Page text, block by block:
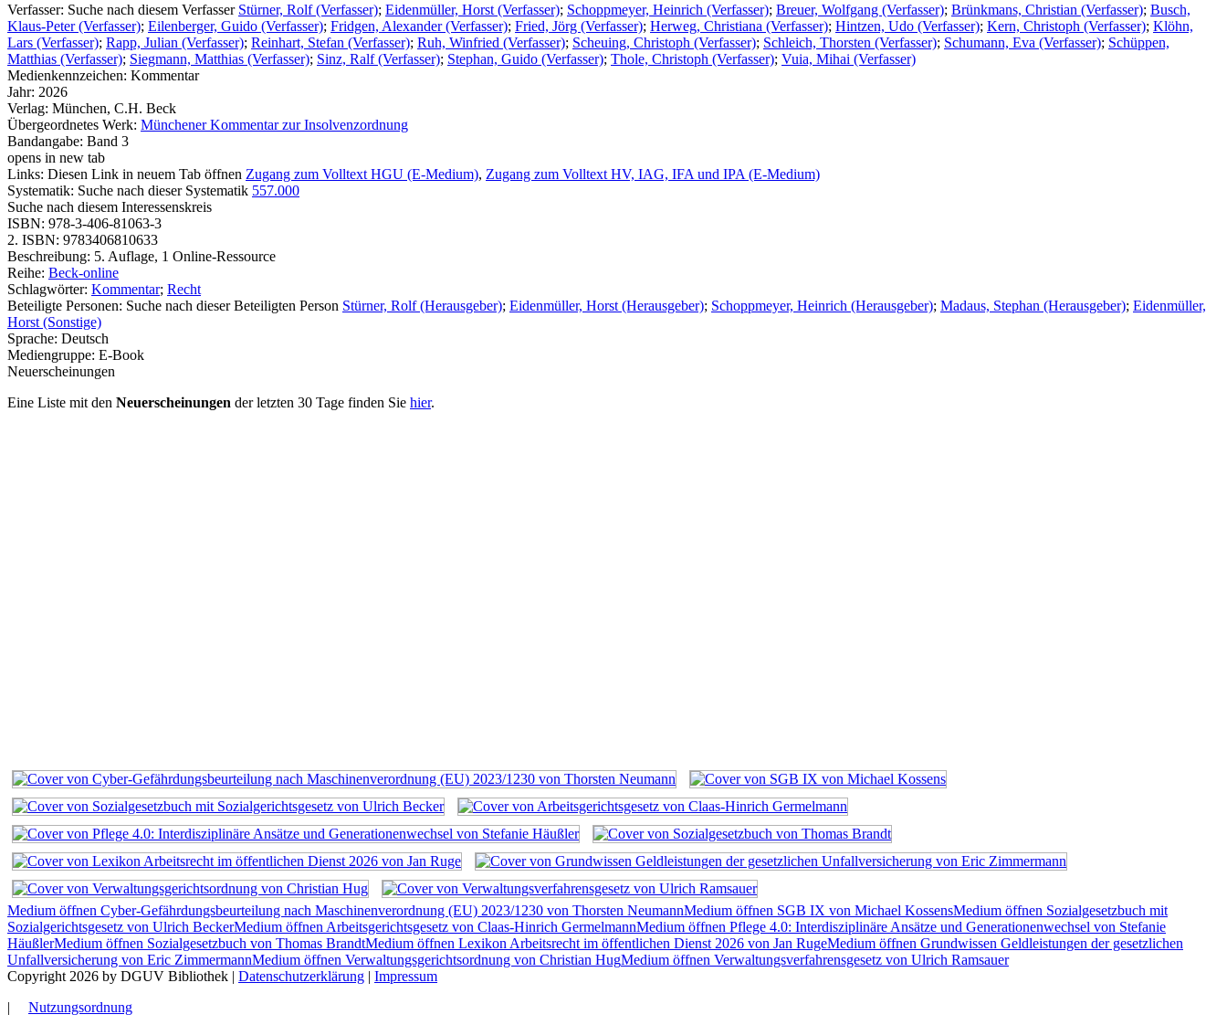
Verfasser: Suche nach diesem Verfasser Stürner, Rolf (Verfasser); Eidenmüller, Horst (Verfasser); Schoppmeyer, Heinrich (Verfasser); Breuer, Wolfgang (Verfasser); Brünkmans, Christian (Verfasser); Busch,
Klaus-Peter (Verfasser); Eilenberger, Guido (Verfasser); Fridgen, Alexander (Verfasser); Fried, Jörg (Verfasser); Herweg, Christiana (Verfasser); Hintzen, Udo (Verfasser); Kern, Christoph (Verfasser); Klöhn,
Lars (Verfasser); Rapp, Julian (Verfasser); Reinhart, Stefan (Verfasser); Ruh, Winfried (Verfasser); Scheuing, Christoph (Verfasser); Schleich, Thorsten (Verfasser); Schumann, Eva (Verfasser); Schüppen,
Matthias (Verfasser); Siegmann, Matthias (Verfasser); Sinz, Ralf (Verfasser); Stephan, Guido (Verfasser); Thole, Christoph (Verfasser); Vuia, Mihai (Verfasser)
Medienkennzeichen: Kommentar
Jahr: 2026
Verlag: München, C.H. Beck
Übergeordnetes Werk: Münchener Kommentar zur Insolvenzordnung
Bandangabe: Band 3
opens in new tab
Links: Diesen Link in neuem Tab öffnen Zugang zum Volltext HGU (E-Medium), Zugang zum Volltext HV, IAG, IFA und IPA (E-Medium)
Systematik: Suche nach dieser Systematik 557.000
Suche nach diesem Interessenskreis
ISBN: 978-3-406-81063-3
2. ISBN: 9783406810633
Beschreibung: 5. Auflage, 1 Online-Ressource
Reihe: Beck-online
Schlagwörter: Kommentar; Recht
Beteiligte Personen: Suche nach dieser Beteiligten Person Stürner, Rolf (Herausgeber); Eidenmüller, Horst (Herausgeber); Schoppmeyer, Heinrich (Herausgeber); Madaus, Stephan (Herausgeber); Eidenmüller,
Horst (Sonstige)
Sprache: Deutsch
Mediengruppe: E-Book
Neuerscheinungen
Eine Liste mit den Neuerscheinungen der letzten 30 Tage finden Sie hier.
Medium öffnen Cyber-Gefährdungsbeurteilung nach Maschinenverordnung (EU) 2023/1230 von Thorsten NeumannMedium öffnen SGB IX von Michael KossensMedium öffnen Sozialgesetzbuch mit
Sozialgerichtsgesetz von Ulrich BeckerMedium öffnen Arbeitsgerichtsgesetz von Claas-Hinrich GermelmannMedium öffnen Pflege 4.0: Interdisziplinäre Ansätze und Generationenwechsel von Stefanie
HäußlerMedium öffnen Sozialgesetzbuch von Thomas BrandtMedium öffnen Lexikon Arbeitsrecht im öffentlichen Dienst 2026 von Jan RugeMedium öffnen Grundwissen Geldleistungen der gesetzlichen
Unfallversicherung von Eric ZimmermannMedium öffnen Verwaltungsgerichtsordnung von Christian HugMedium öffnen Verwaltungsverfahrensgesetz von Ulrich Ramsauer
Copyright 2026 by DGUV Bibliothek | Datenschutzerklärung | Impressum
| Nutzungsordnung